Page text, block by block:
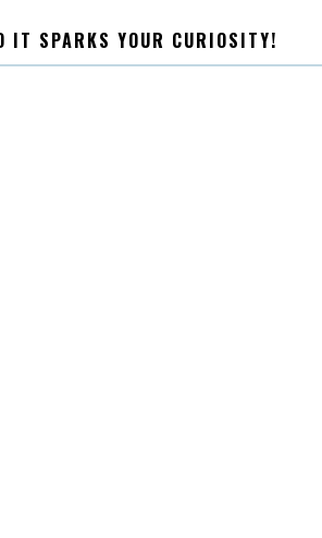
IT SPARKS YOUR CURIOSITY!